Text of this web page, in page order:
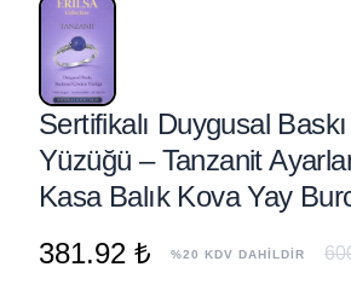
Sertifikalı Duygusal
Yüzüğü – Tanzanit
Kasa Balık Kova Yay
381.92 ₺
%20 KDV DAHİLDİR